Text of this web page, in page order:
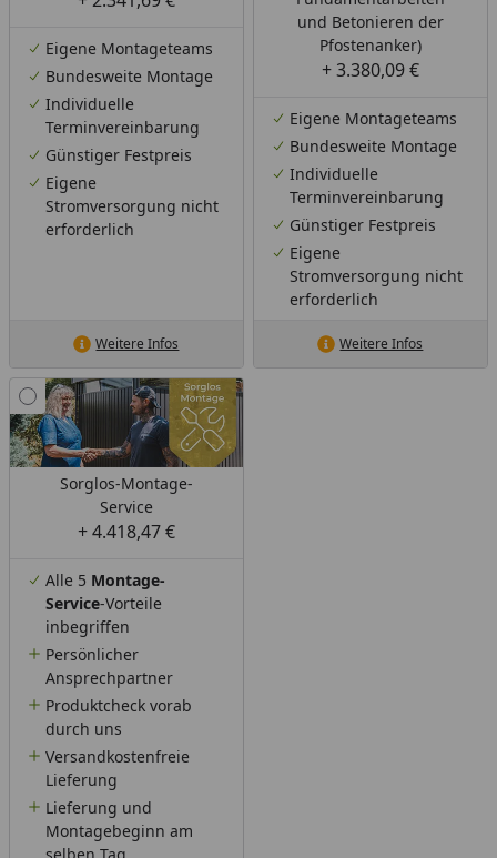
Eigene Montageteams
Bundesweite Montage
Individuelle
Terminvereinbarung
Günstiger Festpreis
Eigene
Stromversorgung nicht
erforderlich
Weitere Infos
und Betonieren der
Pfostenanker)
+ 3.380,09 €
Eigene Montageteams
Bundesweite Montage
Individuelle
Terminvereinbarung
Günstiger Festpreis
Eigene
Stromversorgung nicht
erforderlich
Weitere Infos
Sorglos-Montage-
Service
+ 4.418,47 €
Alle 5 Montage-
Service-Vorteile
inbegriffen
Persönlicher
Ansprechpartner
Produktcheck vorab
durch uns
Versandkostenfreie
Lieferung
Lieferung und
Montagebeginn am